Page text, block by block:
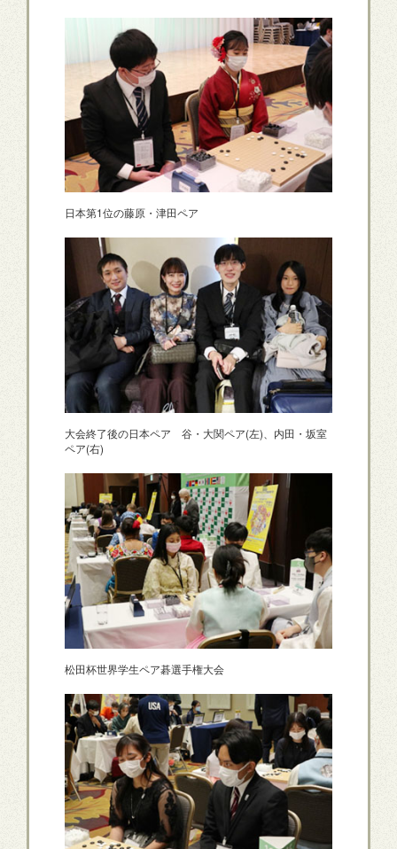
日本第1位の藤原・津田ペア
大会終了後の日本ペア 谷・大関ペア(左)、内田・坂室
ペア(右)
松田杯世界学生ペア碁選手権大会